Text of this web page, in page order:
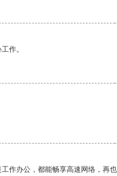
作。
作办公，都能畅享高速网络，